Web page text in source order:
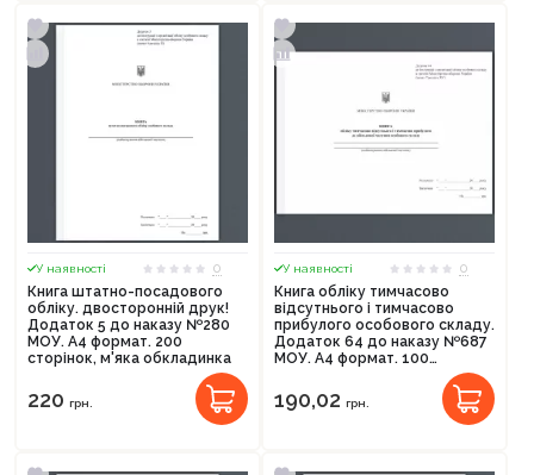
У наявності
0
Книга штатно-посадового
обліку. двосторонній друк!
Додаток 5 до наказу №280
МОУ. А4 формат. 200
сторінок, м'яка обкладинка
220 грн.
У наявності
0
Книга обліку тимчасово
відсутнього і тимчасово
прибулого особового складу.
Додаток 64 до наказу №687
МОУ. А4 формат. 100
сторінок, м'яка обкладинка.
Зірка (523895)
190,02 грн.